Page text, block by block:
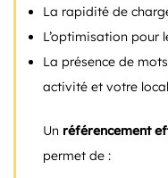
La rapidité de
L’optimisation pour
La présence de
activité et votre
Un référencement
permet de :